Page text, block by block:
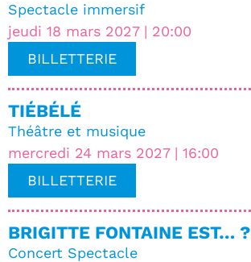
jeudi 18 mars 2027 | 20:00
Spectacle immersif
BILLETTERIE
mercredi 24 mars 2027 | 16:00
TIÉBÉLÉ
Théâtre et musique
BILLETTERIE
BRIGITTE FONTAINE EST… ?
Concert Spectacle